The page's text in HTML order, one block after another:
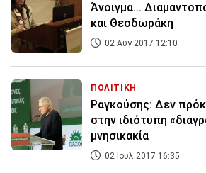
Άνοιγμα...
και Θεοδωράκη
02 Αυγ 2017 12:10
ΠΟΛΙΤΙΚΗ
Ραγκούσης: Δεν
στην ιδιότυπη
μνησικακία
02 Ιουλ 2017 16:35